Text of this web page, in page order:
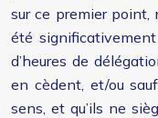
sur ce premier point,
été
d’heures de
en cèdent, et/ou
sens, et qu’ils ne